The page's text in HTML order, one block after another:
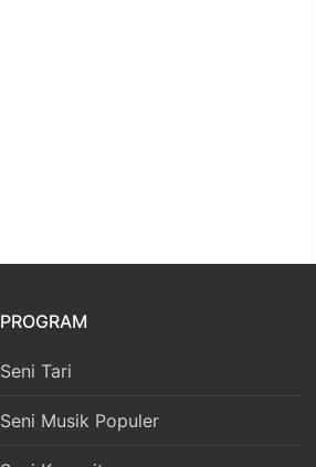
PROGRAM
Seni Tari
Seni Musik Populer